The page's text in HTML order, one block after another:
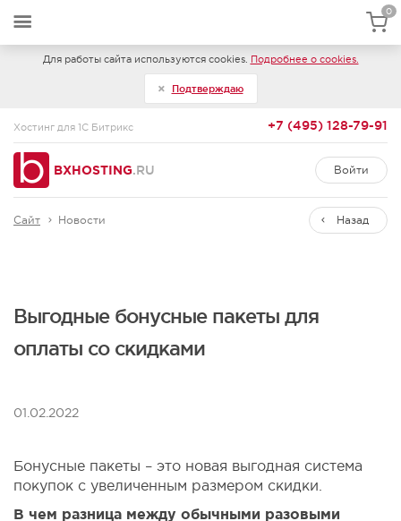
Для работы сайта используются cookies. Подробнее о cookies.
Подтверждаю
Хостинг для 1С Битрикс +7 (495) 128-79-91
BXHOSTING.RU Войти
Сайт Новости Назад
Выгодные бонусные пакеты для
оплаты со скидками
01.02.2022
Бонусные пакеты – это новая выгодная система
покупок с увеличенным размером скидки.
В чем разница между обычными разовыми
0